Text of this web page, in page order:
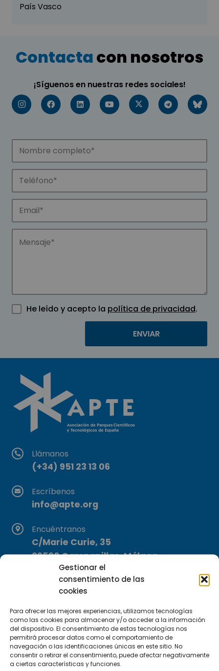
Gestionar el
consentimiento de las
cookies
Para ofrecer las mejores experiencias, utilizamos tecnologías
como las cookies para almacenar y/o acceder a la información
del dispositivo. El consentimiento de estas tecnologías nos
permitirá procesar datos como el comportamiento de
navegación o las identificaciones únicas en este sitio. No
consentir o retirar el consentimiento, puede afectar negativamente
a ciertas características y funciones.
País Vasco
Contactacon nosotros
¡Síguenos en nuestras redes sociales!
He leído y acepto la política de privacidad.
Llámanos
(+34) 951 23 13 06
Escríbenos
info@apte.org
Encuéntranos
C/Marie Curie, 35
29590 Campanillas, Málaga
Suscríbete a nuestra Newsletter
SUSCRÍBETE AQUÍ